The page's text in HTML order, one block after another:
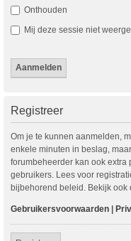
Onthouden
Mij deze sessie niet
Registreer
Om je te kunnen aanmelden,
enkele minuten in beslag,
forumbeheerder kan ook extra
gebruikers. Lees voor
bijbehorend beleid. Bekijk ook
Gebruikersvoorwaarden |